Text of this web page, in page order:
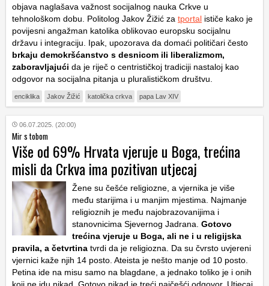
objava naglašava važnost socijalnog nauka Crkve u
tehnološkom dobu. Politolog Jakov Žižić za tportal ističe kako je
povijesni angažman katolika oblikovao europsku socijalnu
državu i integraciju. Ipak, upozorava da domaći političari često
brkaju demokršćanstvo s desnicom ili liberalizmom,
zaboravljajući da je riječ o centrističkoj tradiciji nastaloj kao
odgovor na socijalna pitanja u pluralističkom društvu.
enciklika Jakov Žižić katolička crkva papa Lav XIV
06.07.2025. (20:00)
Mir s tobom
Više od 69% Hrvata vjeruje u Boga, trećina
misli da Crkva ima pozitivan utjecaj
Žene su češće religiozne, a vjernika je više
među starijima i u manjim mjestima. Najmanje
religioznih je među najobrazovanijima i
stanovnicima Sjevernog Jadrana. Gotovo
trećina vjeruje u Boga, ali ne i u religijska
pravila, a četvrtina tvrdi da je religiozna. Da su čvrsto uvjereni
vjernici kaže njih 14 posto. Ateista je nešto manje od 10 posto.
Petina ide na misu samo na blagdane, a jednako toliko je i onih